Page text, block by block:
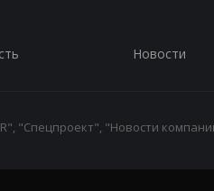
Новости
"Спецпроект", "Новости